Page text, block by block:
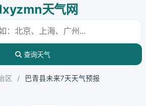
lxyzmn天气网
查询天气
区 / 巴青县未来7天天气预报